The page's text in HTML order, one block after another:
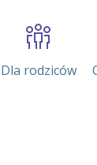
Dla rodziców